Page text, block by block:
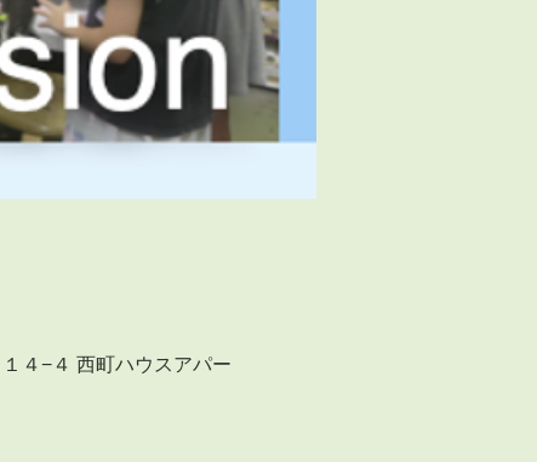
４−４ 西町ハウスアパー